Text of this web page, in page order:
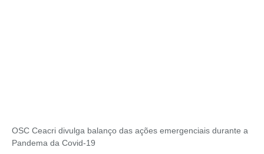
OSC Ceacri divulga balanço das ações emergenciais durante a
Pandema da Covid-19